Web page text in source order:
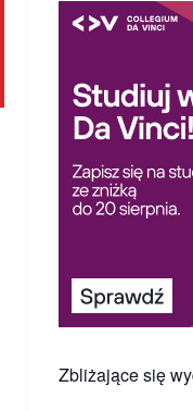
Zbliżające się